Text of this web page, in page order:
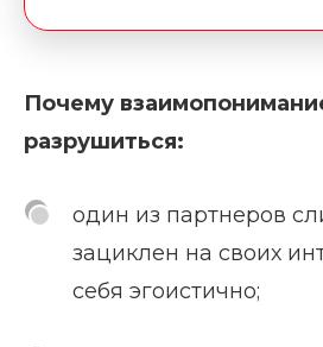
Почему
разрушиться:
один из партнеров
зациклен на своих
себя эгоистично;